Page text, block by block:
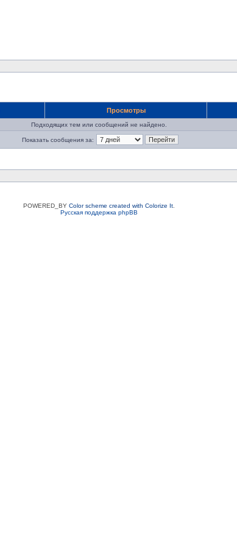
Просмотры
Подходящих тем или сообщений не найдено.
Показать сообщения за:
POWERED_BY Color scheme created with Colorize It.
Русская поддержка phpBB